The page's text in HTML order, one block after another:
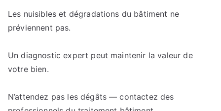
Les nuisibles et dégradations du bâtiment ne
préviennent pas.
Un diagnostic expert peut maintenir la valeur de
votre bien.
N’attendez pas les dégâts — contactez des